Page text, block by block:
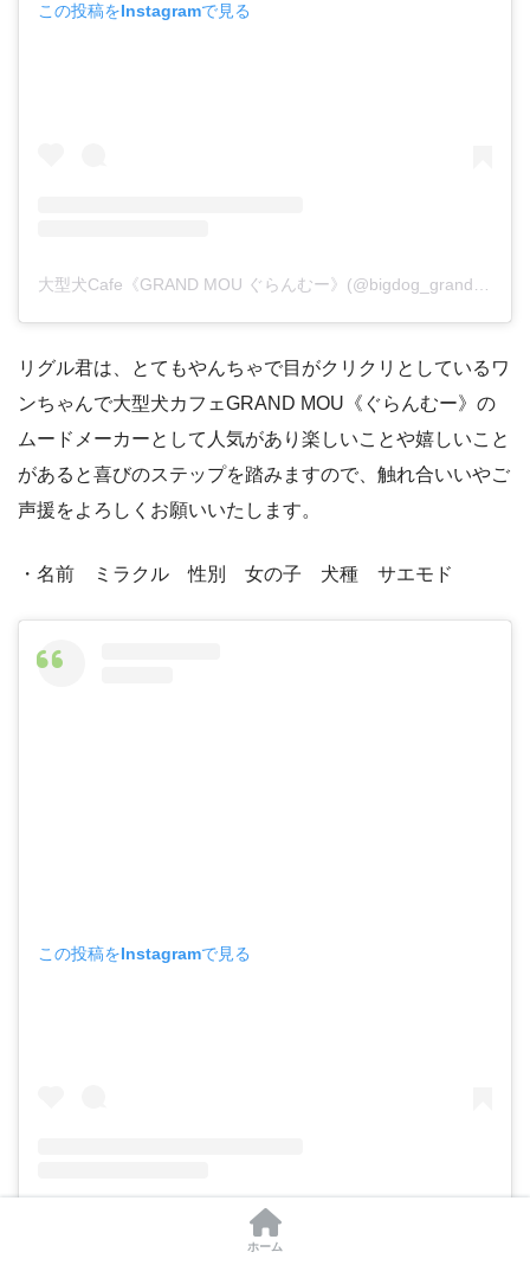
この投稿をInstagramで見る
リグル君は、とてもやんちゃで目がクリクリとしているワ
ンちゃんで大型犬カフェGRAND MOU《ぐらんむー》の
ムードメーカーとして人気があり楽しいことや嬉しいこと
があると喜びのステップを踏みますので、触れ合いいやご
声援をよろしくお願いいたします。
・名前 ミラクル 性別 女の子 犬種 サエモド
この投稿をInstagramで見る
ホーム